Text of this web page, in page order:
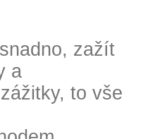
zažít
a
to vše